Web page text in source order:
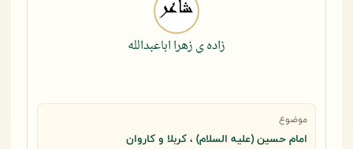
زاده ی زهرا اباعبدالله
موضوع
امام حسین (علیه السلام) ، کربلا و کاروان